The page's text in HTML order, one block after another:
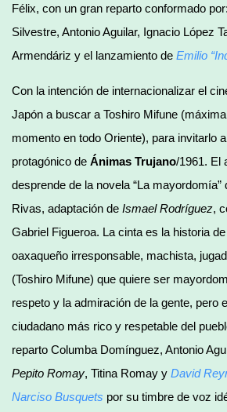
Félix, con un gran reparto conformado
Silvestre, Antonio Aguilar, Ignacio López
Armendáriz y el lanzamiento de Emilio “
Con la intención de internacionalizar el
Japón a buscar a Toshiro Mifune
momento en todo Oriente), para invitarlo
protagónico de Ánimas Trujano/1961. El
desprende de la novela “La mayordomía”
Rivas, adaptación de Ismael Rodríguez,
Gabriel Figueroa. La cinta es la historia
oaxaqueño irresponsable, machista,
(Toshiro Mifune) que quiere ser
respeto y la admiración de la gente, pero
ciudadano más rico y respetable del
reparto Columba Domínguez, Antonio
Pepito Romay, Titina Romay y David
Narciso Busquets por su timbre de voz